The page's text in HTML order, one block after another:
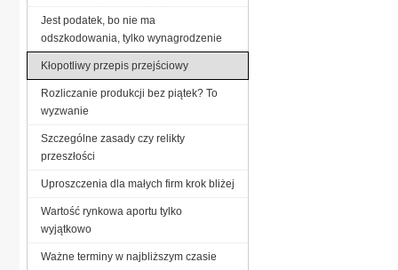
Jest podatek, bo nie ma
odszkodowania, tylko wynagrodzenie
Kłopotliwy przepis przejściowy
Rozliczanie produkcji bez piątek? To
wyzwanie
Szczególne zasady czy relikty
przeszłości
Uproszczenia dla małych firm krok bliżej
Wartość rynkowa aportu tylko
wyjątkowo
Ważne terminy w najbliższym czasie